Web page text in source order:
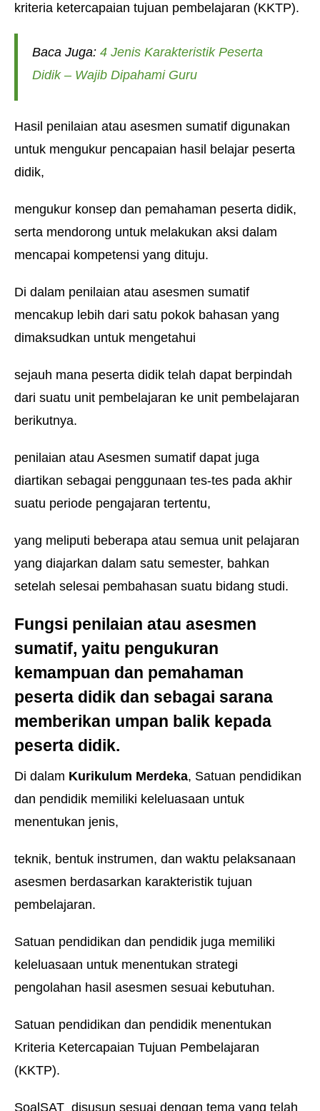
kriteria ketercapaian tujuan pembelajaran (KKTP).
Baca Juga: 4 Jenis Karakteristik Peserta
Didik – Wajib Dipahami Guru
Hasil penilaian atau asesmen sumatif digunakan
untuk mengukur pencapaian hasil belajar peserta
didik,
mengukur konsep dan pemahaman peserta didik,
serta mendorong untuk melakukan aksi dalam
mencapai kompetensi yang dituju.
Di dalam penilaian atau asesmen sumatif
mencakup lebih dari satu pokok bahasan yang
dimaksudkan untuk mengetahui
sejauh mana peserta didik telah dapat berpindah
dari suatu unit pembelajaran ke unit pembelajaran
berikutnya.
penilaian atau Asesmen sumatif dapat juga
diartikan sebagai penggunaan tes-tes pada akhir
suatu periode pengajaran tertentu,
yang meliputi beberapa atau semua unit pelajaran
yang diajarkan dalam satu semester, bahkan
setelah selesai pembahasan suatu bidang studi.
Fungsi penilaian atau asesmen
sumatif, yaitu pengukuran
kemampuan dan pemahaman
peserta didik dan sebagai sarana
memberikan umpan balik kepada
peserta didik.
Di dalam Kurikulum Merdeka, Satuan pendidikan
dan pendidik memiliki keleluasaan untuk
menentukan jenis,
teknik, bentuk instrumen, dan waktu pelaksanaan
asesmen berdasarkan karakteristik tujuan
pembelajaran.
Satuan pendidikan dan pendidik juga memiliki
keleluasaan untuk menentukan strategi
pengolahan hasil asesmen sesuai kebutuhan.
Satuan pendidikan dan pendidik menentukan
Kriteria Ketercapaian Tujuan Pembelajaran
(KKTP).
SoalSAT disusun sesuai dengan tema yang telah